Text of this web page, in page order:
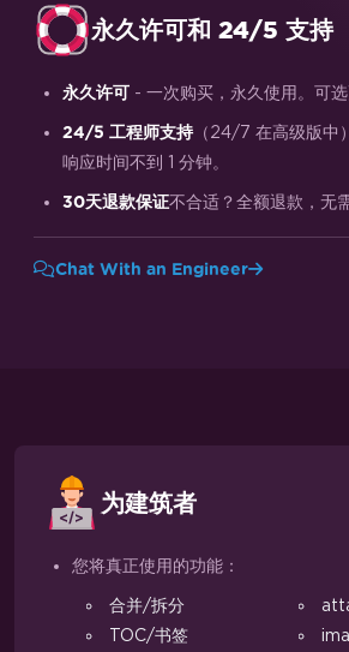
永久许可和 24/5 支持
永久许可 - 一次购买，永久使用。可选
24/5 工程师支持（24/7 在高级版中
响应时间不到 1 分钟。
30天退款保证不合适？全额退款，无
Chat With an Engineer
为建筑者
您将真正使用的功能：
合并/拆分
TOC/书签